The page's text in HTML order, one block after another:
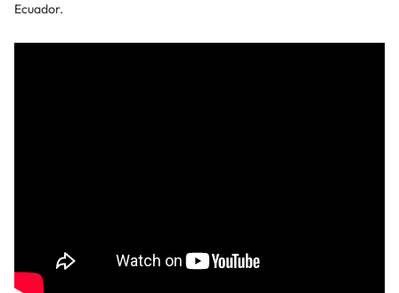
Ecuador.